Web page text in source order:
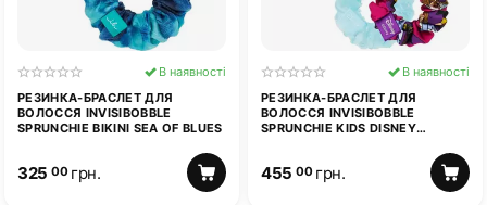
РЕЗИНКА-БРАСЛЕТ ДЛЯ
ВОЛОССЯ INVISIBOBBLE
SPRUNCHIE BIKINI SEA OF BLUES
В наявності
325 00 грн.
РЕЗИНКА-БРАСЛЕТ ДЛЯ
ВОЛОССЯ INVISIBOBBLE
SPRUNCHIE KIDS DISNEY
В наявності
455 00 грн.